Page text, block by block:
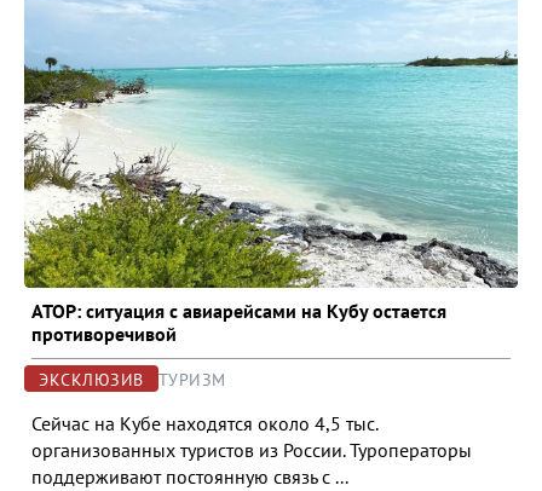
АТОР: ситуация с авиарейсами на Кубу остается
противоречивой
ЭКСКЛЮЗИВ ТУРИЗМ
Сейчас на Кубе находятся около 4,5 тыс.
организованных туристов из России. Туроператоры
поддерживают постоянную связь с ...